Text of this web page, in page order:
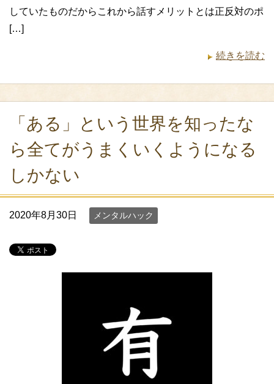
していたものだからこれから話すメリットとは正反対のポ
[…]
続きを読む
「ある」という世界を知ったな
ら全てがうまくいくようになる
しかない
2020年8月30日 メンタルハック